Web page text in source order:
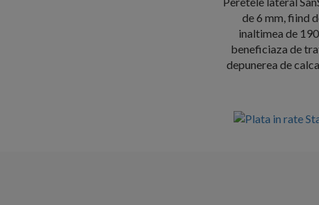
de 6 mm, fiind
inaltimea de
beneficiaza de
depunerea de